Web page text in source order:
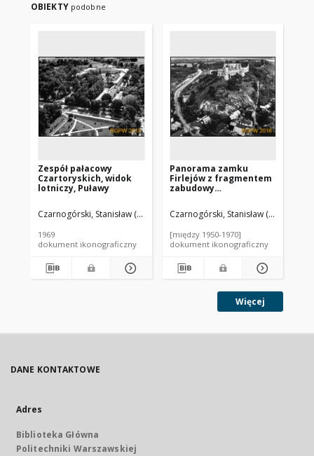
OBIEKTY podobne
Zespół pałacowy
Czartoryskich, widok
lotniczy, Puławy
Czarnogórski, Stanisław (1926-1983).
1969
dokument ikonograficzny
Panorama zamku
Firlejów z fragmentem
zabudowy
lotniczy, Janowiec
Czarnogórski, Stanisław (1926-1983).
[między 1950-1970]
dokument ikonograficzny
Więcej
DANE KONTAKTOWE
Adres
Biblioteka Główna
Politechniki Warszawskiej